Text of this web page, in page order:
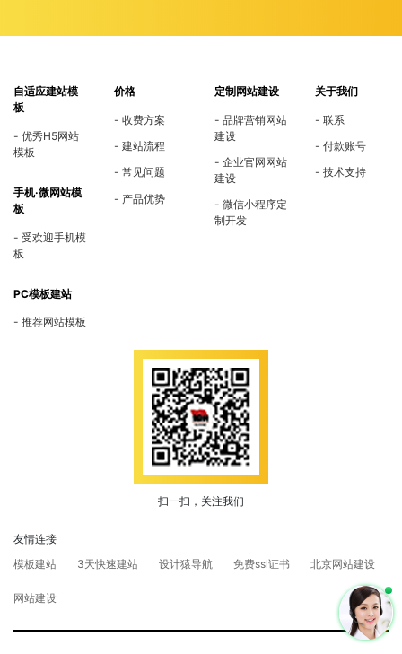
自适应建站模
板
优秀H5网站
模板
手机·微网站模
板
受欢迎手机模
板
PC模板建站
推荐网站模板
价格
收费方案
建站流程
常见问题
产品优势
定制网站建设
品牌营销网站
建设
企业官网网站
建设
微信小程序定
制开发
关于我们
联系
付款账号
技术支持
扫一扫，关注我们
友情连接
模板建站
3天快速建站 设计猿导航 免费ssl证书 北京网站建设
网站建设